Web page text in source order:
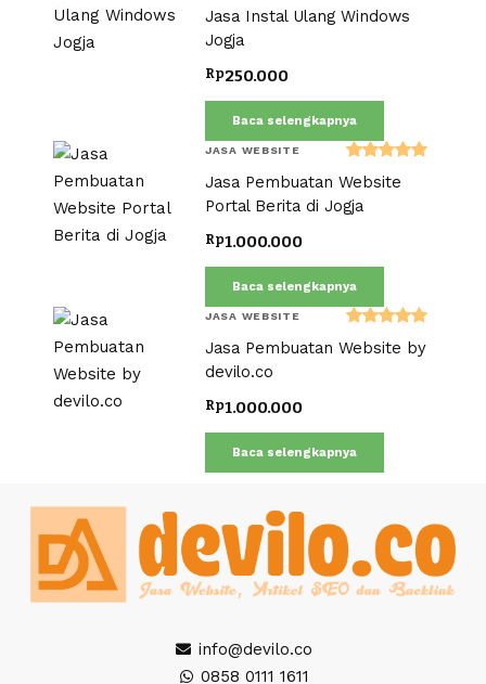
Dinilai
5.00dari 5
Jasa Instal Ulang Windows
Jogja
Rp250.000
Baca selengkapnya
JASA WEBSITE
Dinilai
5.00dari 5
Jasa Pembuatan Website
Portal Berita di Jogja
Rp1.000.000
Baca selengkapnya
JASA WEBSITE
Dinilai
5.00dari 5
Jasa Pembuatan Website by
devilo.co
Rp1.000.000
Baca selengkapnya
info@devilo.co
0858 0111 1611